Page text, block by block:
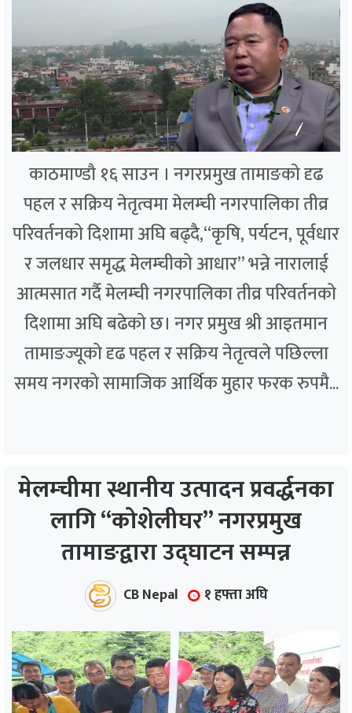
काठमाण्डौ १६ साउन । नगरप्रमुख तामाङको दृढ
पहल र सक्रिय नेतृत्वमा मेलम्ची नगरपालिका तीव्र
परिवर्तनको दिशामा अघि बढ्दै,“कृषि, पर्यटन, पूर्वधार
र जलधार समृद्ध मेलम्चीको आधार” भन्ने नारालाई
आत्मसात गर्दै मेलम्ची नगरपालिका तीव्र परिवर्तनको
दिशामा अघि बढेको छ। नगर प्रमुख श्री आइतमान
तामाङज्यूको दृढ पहल र सक्रिय नेतृत्वले पछिल्ला
समय नगरको सामाजिक आर्थिक मुहार फरक रुपमै...
मेलम्चीमा स्थानीय उत्पादन प्रवर्द्धनका
लागि “कोशेलीघर” नगरप्रमुख
तामाङद्वारा उद्घाटन सम्पन्न
CB Nepal १ हफ्ता अघि